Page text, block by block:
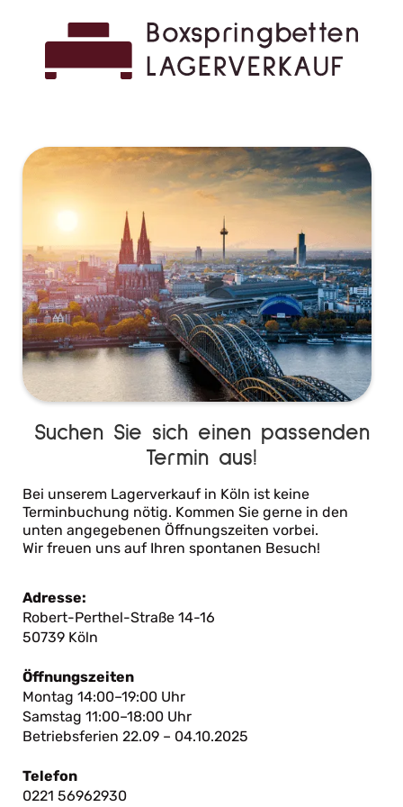
Suchen Sie sich einen passenden
Termin aus!
Bei unserem Lagerverkauf in Köln ist keine
Terminbuchung nötig. Kommen Sie gerne in den
unten angegebenen Öffnungszeiten vorbei.
Wir freuen uns auf Ihren spontanen Besuch!
Adresse:
Robert-Perthel-Straße 14-16
50739 Köln
Öffnungszeiten
Montag 14:00–19:00 Uhr
Samstag 11:00–18:00 Uhr
Betriebsferien 22.09 – 04.10.2025
Telefon
0221 56962930